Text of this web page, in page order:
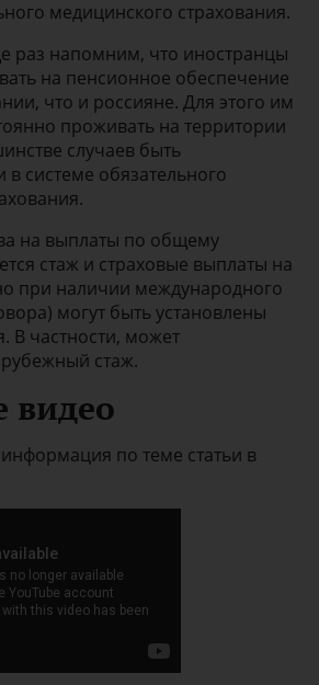
медицинского страхования.
раз напомним, что иностранцы
на пенсионное обеспечение
что и россияне. Для этого им
проживать на территории
случаев быть
системе обязательного
на выплаты по общему
стаж и страховые выплаты на
при наличии международного
могут быть установлены
В частности, может
стаж.
видео
по теме статьи в